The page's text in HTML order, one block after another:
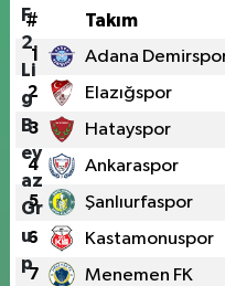
# Takım
1 Adana
2 Elazığspor
3 Hatayspor
4 Ankaraspor
5 Şanlıurfaspor
6 Kastamonuspor
7 Menemen FK